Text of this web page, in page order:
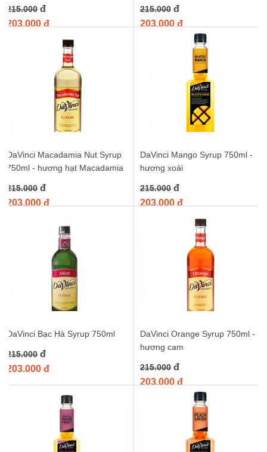
215.000 đ
203.000 đ
215.000 đ
203.000 đ
DaVinci Macadamia Nut Syrup
750ml - hương hạt Macadamia
215.000 đ
203.000 đ
DaVinci Mango Syrup 750ml -
hương xoài
215.000 đ
203.000 đ
DaVinci Bạc Hà Syrup 750ml
215.000 đ
203.000 đ
DaVinci Orange Syrup 750ml -
hương cam
215.000 đ
203.000 đ